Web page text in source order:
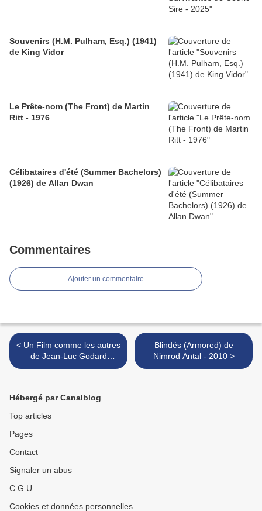
Souvenirs (H.M. Pulham, Esq.) (1941)
de King Vidor
Le Prête-nom (The Front) de Martin
Ritt - 1976
Célibataires d'été (Summer Bachelors)
(1926) de Allan Dwan
Commentaires
Ajouter un commentaire
< Un Film comme les autres
de Jean-Luc Godard
(groupe Dziga Vertov) -
Blindés (Armored) de
Nimrod Antal - 2010 >
Hébergé par Canalblog
Top articles
Pages
Contact
Signaler un abus
C.G.U.
Cookies et données personnelles